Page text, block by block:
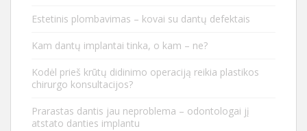
Estetinis plombavimas – kovai su dantų defektais
Kam dantų implantai tinka, o kam – ne?
Kodėl prieš krūtų didinimo operaciją reikia plastikos
chirurgo konsultacijos?
Prarastas dantis jau neproblema – odontologai jį
atstato danties implantu